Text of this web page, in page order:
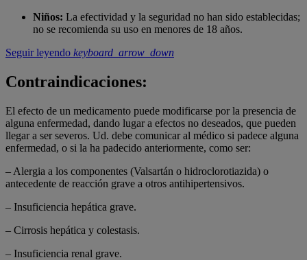
Niños: La efectividad y la seguridad no han sido establecidas;
no se recomienda su uso en menores de 18 años.
Seguir leyendo keyboard_arrow_down
Contraindicaciones:
El efecto de un medicamento puede modificarse por la presencia de
alguna enfermedad, dando lugar a efectos no deseados, que pueden
llegar a ser severos. Ud. debe comunicar al médico si padece alguna
enfermedad, o si la ha padecido anteriormente, como ser:
– Alergia a los componentes (Valsartán o hidroclorotiazida) o
antecedente de reacción grave a otros antihipertensivos.
– Insuficiencia hepática grave.
– Cirrosis hepática y colestasis.
– Insuficiencia renal grave.